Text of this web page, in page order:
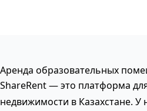
Аренда образовательных
ShareRent — это платформа
недвижимости в Казахстане. У